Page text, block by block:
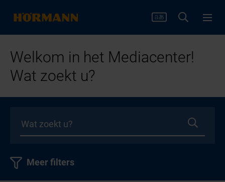
Welkom in het Mediacenter!
Wat zoekt u?
Meer filters